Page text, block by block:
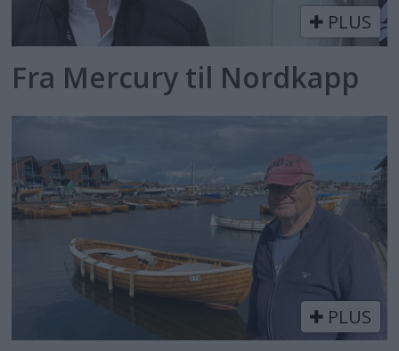
PLUS
Fra Mercury til Nordkapp
PLUS